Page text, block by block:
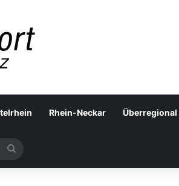
Rhein-Neckar Überregional
nach